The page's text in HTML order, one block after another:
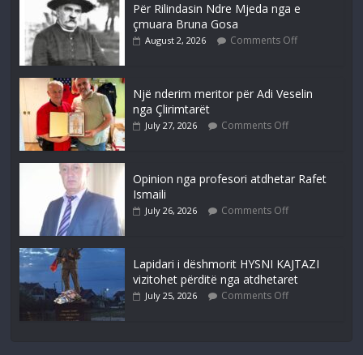
Për Rilindasin Ndre Mjeda nga e
çmuara Bruna Gosa
August 2, 2026 Comments Off
Një nderim meritor për Adi Veselin
nga Çlirimtarët
July 27, 2026 Comments Off
Opinion nga profesori atdhetar Rafet
Ismaili
July 26, 2026 Comments Off
Lapidari i dëshmorit HYSNI KAJTAZI
vizitohet përditë nga atdhetaret
July 25, 2026 Comments Off